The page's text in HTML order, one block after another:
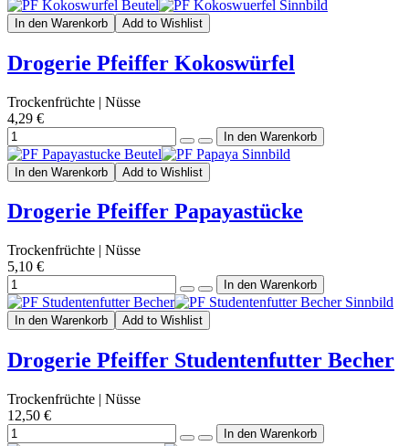
In den Warenkorb Add to Wishlist
Drogerie Pfeiffer Kokoswürfel
Trockenfrüchte | Nüsse
4,29 €
In den Warenkorb Add to Wishlist
Drogerie Pfeiffer Papayastücke
Trockenfrüchte | Nüsse
5,10 €
In den Warenkorb Add to Wishlist
Drogerie Pfeiffer Studentenfutter Becher
Trockenfrüchte | Nüsse
12,50 €